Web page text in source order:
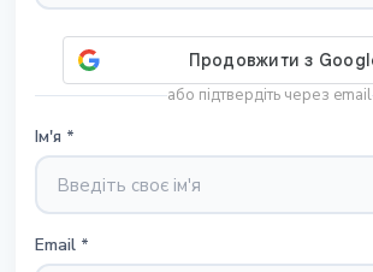
або підтвердіть через email
Ім'я *
Email *